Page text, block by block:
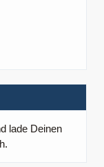
lade Deinen